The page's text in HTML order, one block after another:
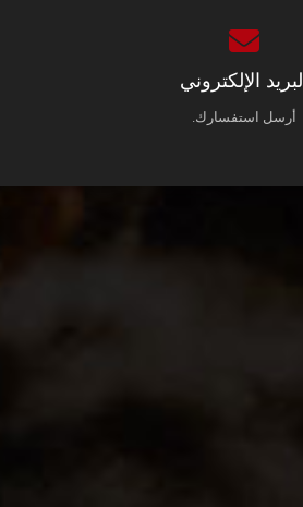
البريد الإلكتروني
أرسل استفسارك.